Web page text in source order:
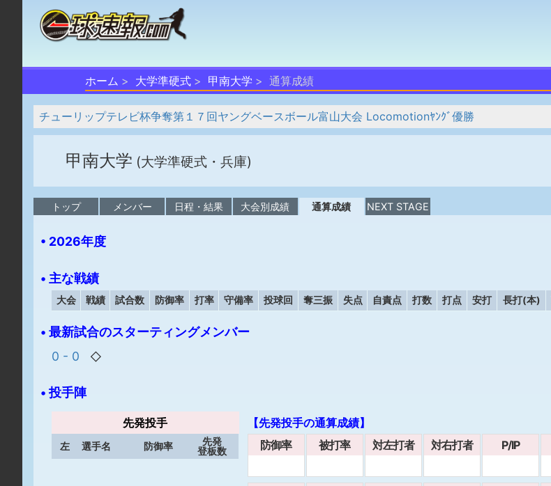
ホーム 大学準硬式 甲南大学 通算成績
チューリップテレビ杯争奪第１７回ヤングベースボール富山大会 Locomotionﾔﾝｸﾞ優勝
甲南大学 (大学準硬式・兵庫)
トップ メンバー 日程・結果 大会別成績 通算成績 NEXT STAGE
• 2026年度
• 主な戦績
大会 戦績 試合数 防御率 打率 守備率 投球回 奪三振 失点 自責点 打数 打点 安打 長打(本)
• 最新試合のスターティングメンバー
0 - 0
◇
• 投手陣
先発投手
左 選手名 防御率
先発
登板数
【先発投手の通算成績】
防御率
被打率 対左打者 対右打者 P/IP